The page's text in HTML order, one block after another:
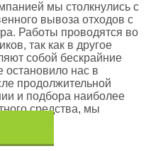
мы столкнулись с
вывоза отходов с
Работы проводятся во
так как в другое
собой бескрайние
остановило нас в
продолжительной
и подбора наиболее
средства, мы